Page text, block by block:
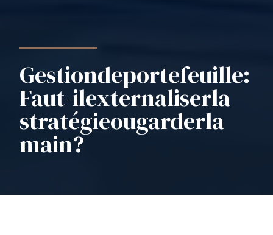
Gestiondeportefeuille:
Faut-ilexternaliserla
stratégieougarderla
main?